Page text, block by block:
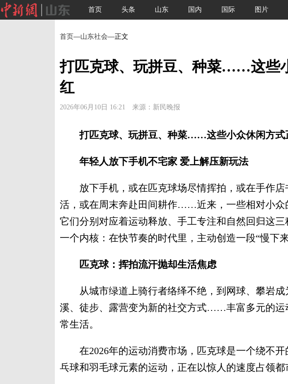
首页 头条 山东 国内 国际 图片
首页—山东社会—正文
打匹克球、玩拼豆、种菜……这些
红
2026年06月10日 16:21 来源：新民晚报
打匹克球、玩拼豆、种菜……这些小众休闲方式
年轻人放下手机不宅家 爱上解压新玩法
放下手机，或在匹克球场尽情挥拍，或在手作店
活，或在周末奔赴田间耕作……近来，一些相对小众
它们分别对应着运动释放、手工专注和自然回归这
一个内核：在快节奏的时代里，主动创造一段“慢下来
匹克球：挥拍流汗抛却生活焦虑
从城市绿道上骑行者络绎不绝，到网球、攀岩成
溪、徒步、露营变为新的社交方式……丰富多元的运
常生活。
在2026年的运动消费市场，匹克球是一个绕不开
乓球和羽毛球元素的运动，正在以惊人的速度占领都